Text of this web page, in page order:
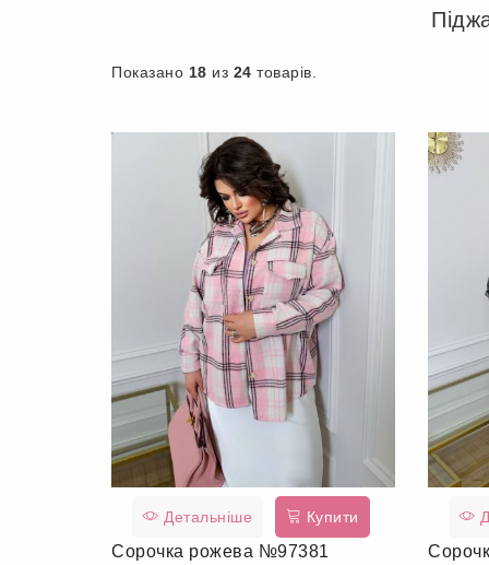
Показано 18 из 24 товарів.
Детальніше Купити
Сорочка рожева №97381